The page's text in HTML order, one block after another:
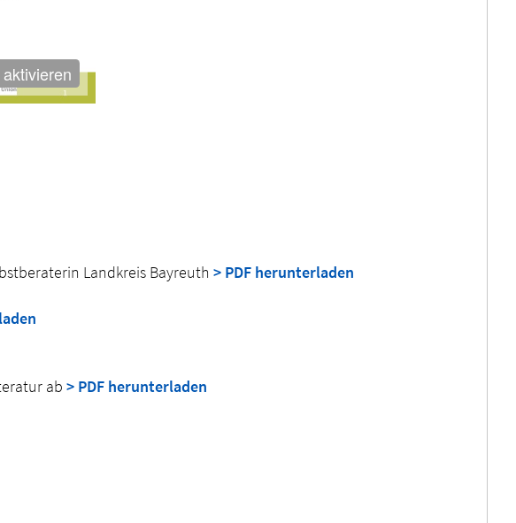
Landkreis Bayreuth > PDF herunterladen
ab > PDF herunterladen